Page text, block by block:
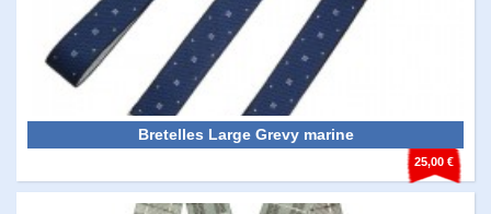
25,00 €
Bretelles Large Grevy marine